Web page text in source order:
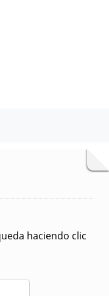
haciendo clic